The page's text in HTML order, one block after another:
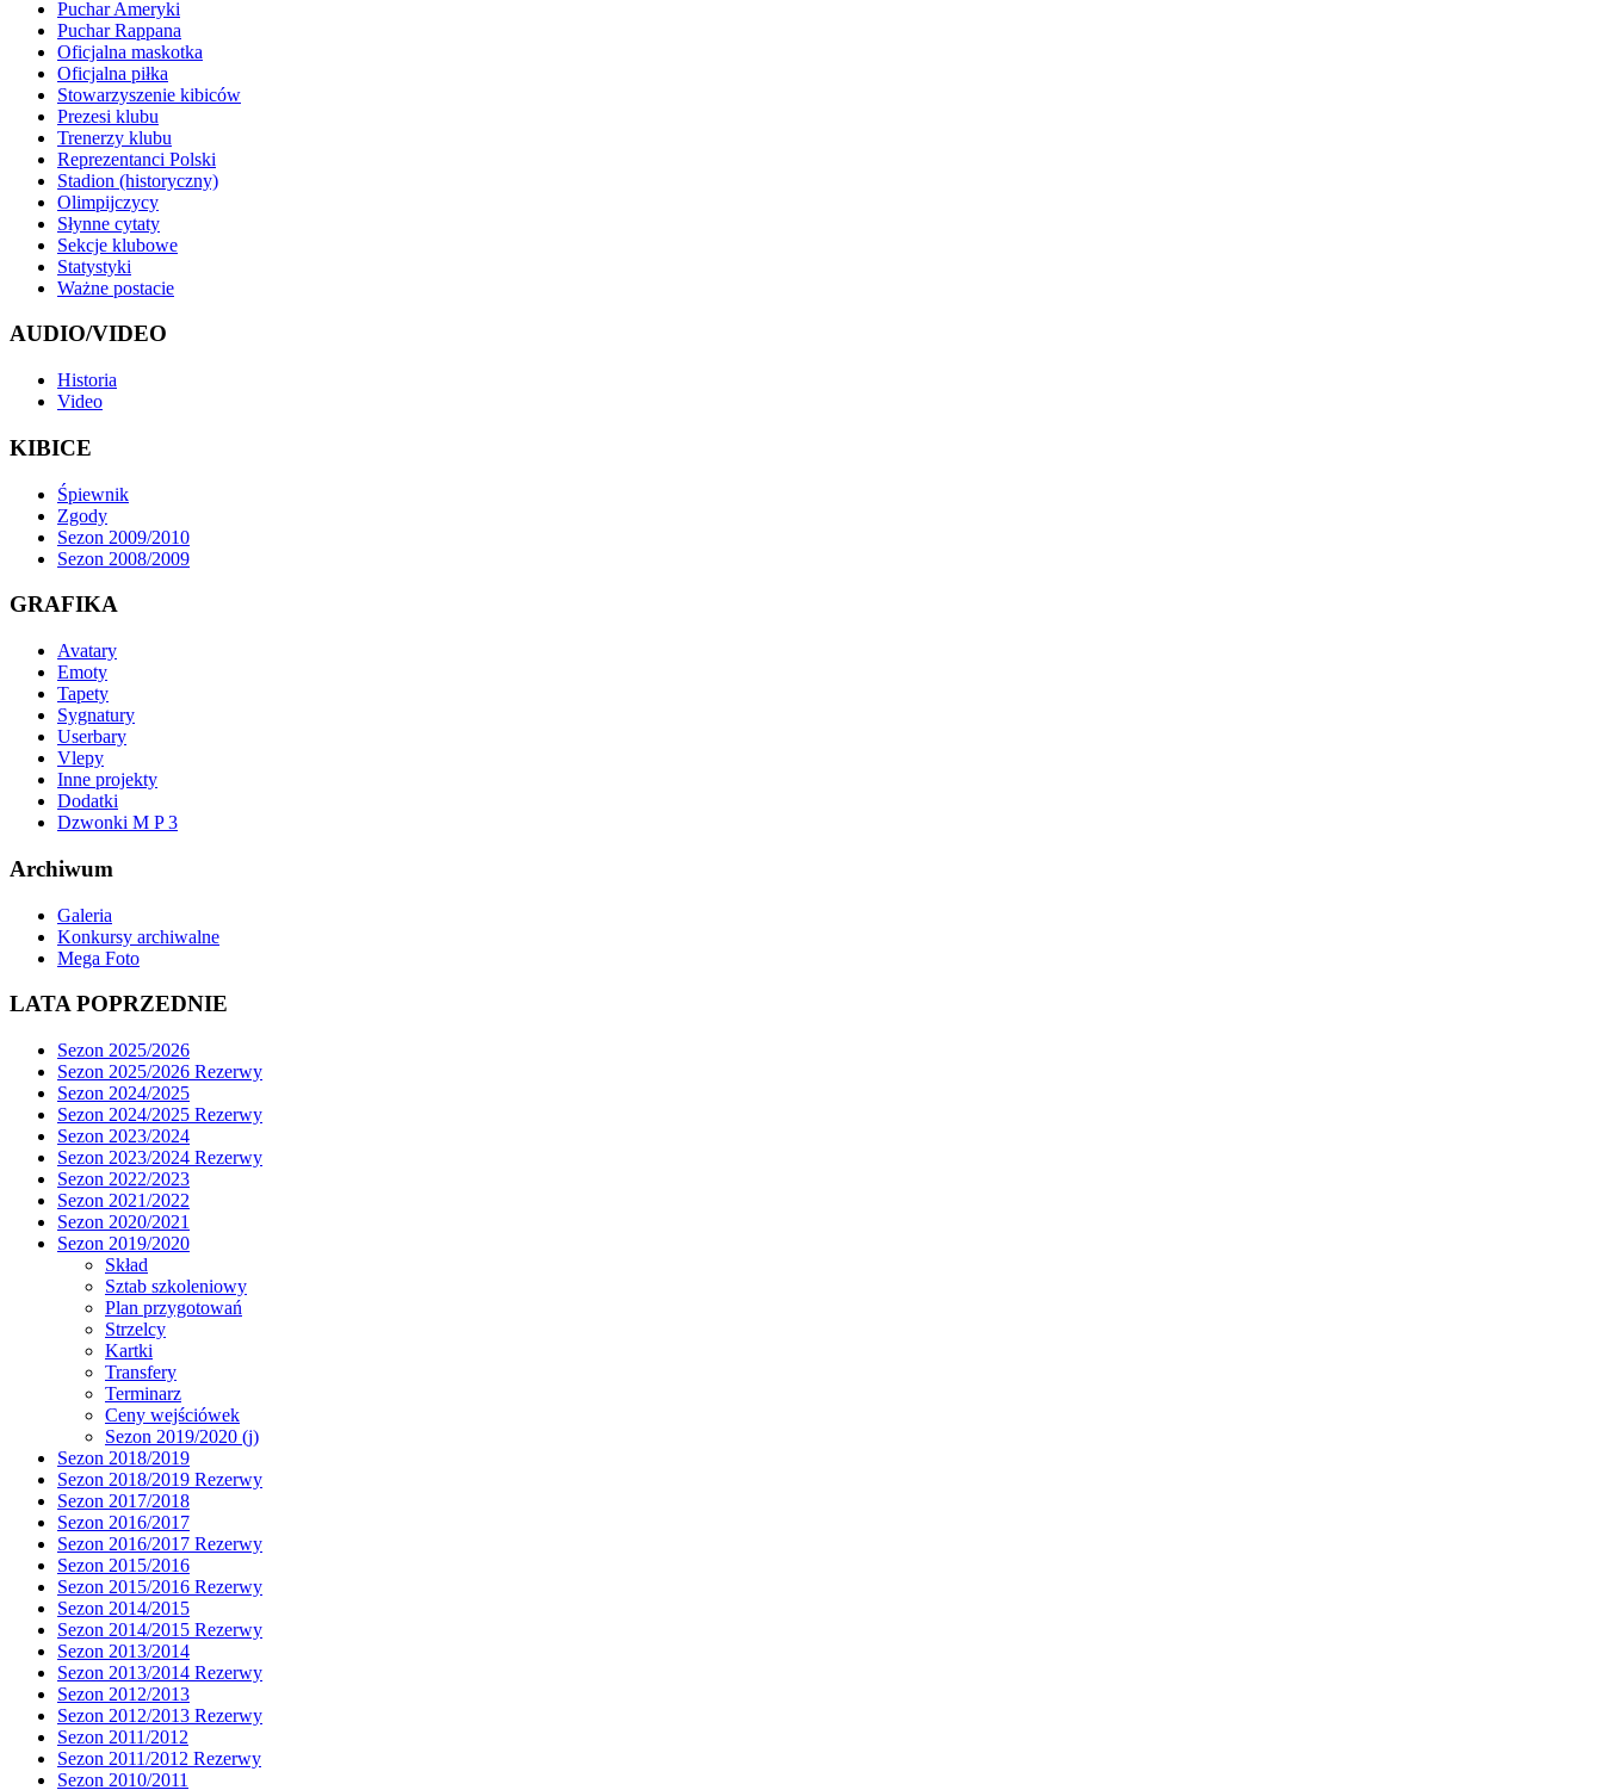
Puchar Ameryki
Puchar Rappana
Oficjalna maskotka
Oficjalna piłka
Stowarzyszenie kibiców
Prezesi klubu
Trenerzy klubu
Reprezentanci Polski
Stadion (historyczny)
Olimpijczycy
Słynne cytaty
Sekcje klubowe
Statystyki
Ważne postacie
AUDIO/VIDEO
Historia
Video
KIBICE
Śpiewnik
Zgody
Sezon 2009/2010
Sezon 2008/2009
GRAFIKA
Avatary
Emoty
Tapety
Sygnatury
Userbary
Vlepy
Inne projekty
Dodatki
Dzwonki M P 3
Archiwum
Galeria
Konkursy archiwalne
Mega Foto
LATA POPRZEDNIE
Sezon 2025/2026
Sezon 2025/2026 Rezerwy
Sezon 2024/2025
Sezon 2024/2025 Rezerwy
Sezon 2023/2024
Sezon 2023/2024 Rezerwy
Sezon 2022/2023
Sezon 2021/2022
Sezon 2020/2021
Sezon 2019/2020
Skład
Sztab szkoleniowy
Plan przygotowań
Strzelcy
Kartki
Transfery
Terminarz
Ceny wejściówek
Sezon 2019/2020 (j)
Sezon 2018/2019
Sezon 2018/2019 Rezerwy
Sezon 2017/2018
Sezon 2016/2017
Sezon 2016/2017 Rezerwy
Sezon 2015/2016
Sezon 2015/2016 Rezerwy
Sezon 2014/2015
Sezon 2014/2015 Rezerwy
Sezon 2013/2014
Sezon 2013/2014 Rezerwy
Sezon 2012/2013
Sezon 2012/2013 Rezerwy
Sezon 2011/2012
Sezon 2011/2012 Rezerwy
Sezon 2010/2011